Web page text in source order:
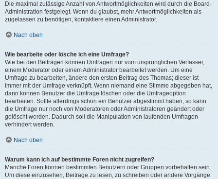
Die maximal zulässige Anzahl von Antwortmöglichkeiten wird durch die Board-
Administration festgelegt. Wenn du glaubst, mehr Antwortmöglichkeiten als
zugelassen zu benötigen, kontaktiere einen Administrator.
Nach oben
Wie bearbeite oder lösche ich eine Umfrage?
Wie bei den Beiträgen können Umfragen nur vom ursprünglichen Verfasser,
einem Moderator oder einem Administrator bearbeitet werden. Um eine
Umfrage zu bearbeiten, ändere den ersten Beitrag des Themas; dieser ist
immer mit der Umfrage verknüpft. Wenn niemand eine Stimme abgegeben hat,
dann können Benutzer die Umfrage löschen oder die Umfrageoption
bearbeiten. Sollte allerdings schon ein Benutzer abgestimmt haben, so kann
die Umfrage nur noch von Moderatoren oder Administratoren geändert oder
gelöscht werden. Dadurch soll die Manipulation von laufenden Umfragen
verhindert werden.
Nach oben
Warum kann ich auf bestimmte Foren nicht zugreifen?
Manche Foren können bestimmten Benutzern oder Gruppen vorbehalten sein.
Um diese einzusehen, Beiträge zu lesen, zu schreiben oder andere Vorgänge